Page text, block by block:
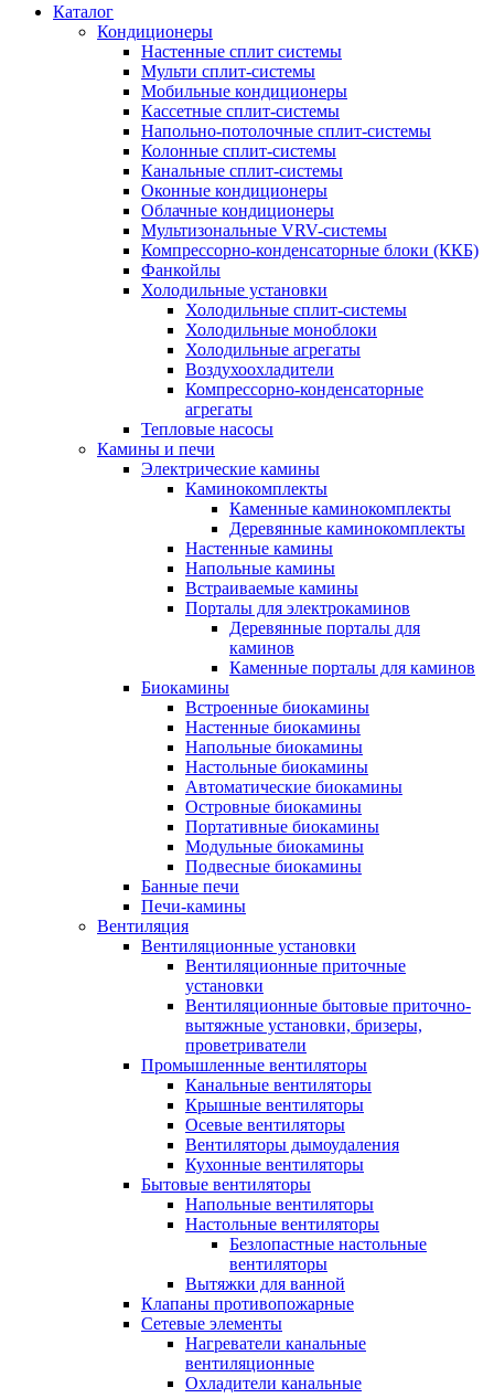
Каталог
Кондиционеры
Настенные сплит системы
Мульти сплит-системы
Мобильные кондиционеры
Кассетные сплит-системы
Напольно-потолочные сплит-системы
Колонные сплит-системы
Канальные сплит-системы
Оконные кондиционеры
Облачные кондиционеры
Мультизональные VRV-системы
Компрессорно-конденсаторные блоки (ККБ)
Фанкойлы
Холодильные установки
Холодильные сплит-системы
Холодильные моноблоки
Холодильные агрегаты
Воздухоохладители
Компрессорно-конденсаторные
агрегаты
Тепловые насосы
Камины и печи
Электрические камины
Каминокомплекты
Каменные каминокомплекты
Деревянные каминокомплекты
Настенные камины
Напольные камины
Встраиваемые камины
Порталы для электрокаминов
Деревянные порталы для
каминов
Каменные порталы для каминов
Биокамины
Встроенные биокамины
Настенные биокамины
Напольные биокамины
Настольные биокамины
Автоматические биокамины
Островные биокамины
Портативные биокамины
Модульные биокамины
Подвесные биокамины
Банные печи
Печи-камины
Вентиляция
Вентиляционные установки
Вентиляционные приточные
установки
Вентиляционные бытовые приточно-
вытяжные установки, бризеры,
проветриватели
Промышленные вентиляторы
Канальные вентиляторы
Крышные вентиляторы
Осевые вентиляторы
Вентиляторы дымоудаления
Кухонные вентиляторы
Бытовые вентиляторы
Напольные вентиляторы
Настольные вентиляторы
Безлопастные настольные
вентиляторы
Вытяжки для ванной
Клапаны противопожарные
Сетевые элементы
Нагреватели канальные
вентиляционные
Охладители канальные